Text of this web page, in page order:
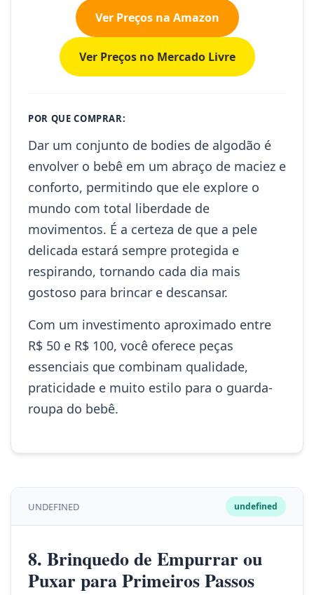
Ver Preços na Amazon
Ver Preços no Mercado Livre
POR QUE COMPRAR:
Dar um conjunto de bodies de algodão é
envolver o bebê em um abraço de maciez e
conforto, permitindo que ele explore o
mundo com total liberdade de
movimentos. É a certeza de que a pele
delicada estará sempre protegida e
respirando, tornando cada dia mais
gostoso para brincar e descansar.
Com um investimento aproximado entre
R$ 50 e R$ 100, você oferece peças
essenciais que combinam qualidade,
praticidade e muito estilo para o guarda-
roupa do bebê.
UNDEFINED undefined
8. Brinquedo de Empurrar ou
Puxar para Primeiros Passos